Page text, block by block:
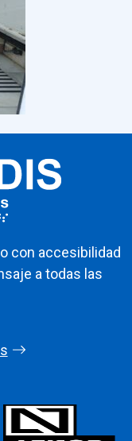
con accesibilidad
a todas las